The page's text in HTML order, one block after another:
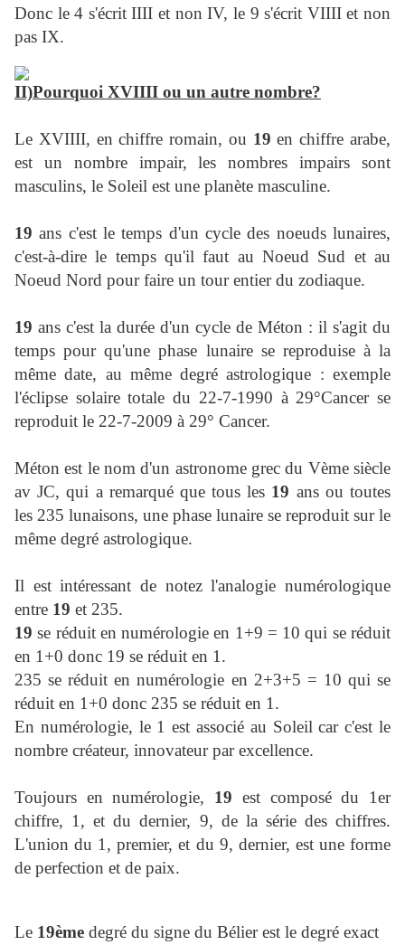
Donc le 4 s'écrit IIII et non IV, le 9 s'écrit VIIII et non
pas IX.
II)Pourquoi XVIIII ou un autre nombre?
Le XVIIII, en chiffre romain, ou 19 en chiffre arabe,
est un nombre impair, les nombres impairs sont
masculins, le Soleil est une planète masculine.
19 ans c'est le temps d'un cycle des noeuds lunaires,
c'est-à-dire le temps qu'il faut au Noeud Sud et au
Noeud Nord pour faire un tour entier du zodiaque.
19 ans c'est la durée d'un cycle de Méton : il s'agit du
temps pour qu'une phase lunaire se reproduise à la
même date, au même degré astrologique : exemple
l'éclipse solaire totale du 22-7-1990 à 29°Cancer se
reproduit le 22-7-2009 à 29° Cancer.
Méton est le nom d'un astronome grec du Vème siècle
av JC, qui a remarqué que tous les 19 ans ou toutes
les 235 lunaisons, une phase lunaire se reproduit sur le
même degré astrologique.
Il est intéressant de notez l'analogie numérologique
entre 19 et 235.
19 se réduit en numérologie en 1+9 = 10 qui se réduit
en 1+0 donc 19 se réduit en 1.
235 se réduit en numérologie en 2+3+5 = 10 qui se
réduit en 1+0 donc 235 se réduit en 1.
En numérologie, le 1 est associé au Soleil car c'est le
nombre créateur, innovateur par excellence.
Toujours en numérologie, 19 est composé du 1er
chiffre, 1, et du dernier, 9, de la série des chiffres.
L'union du 1, premier, et du 9, dernier, est une forme
de perfection et de paix.
Le 19ème degré du signe du Bélier est le degré exact